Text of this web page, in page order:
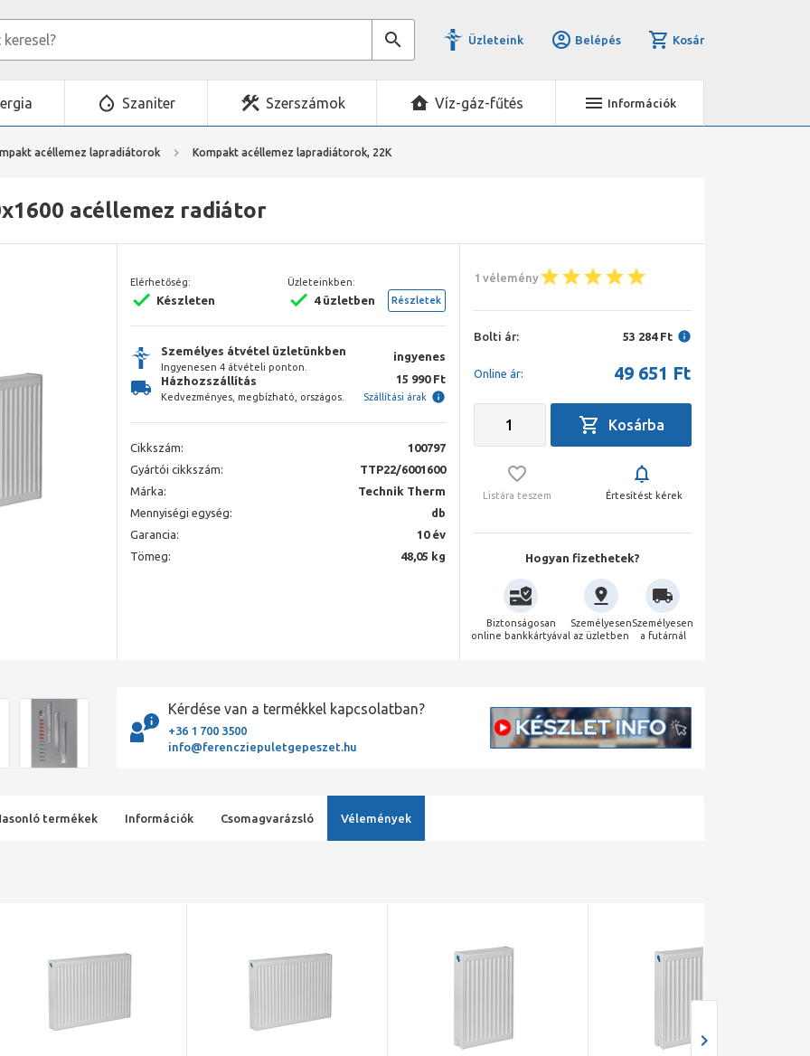
Üzleteink Belépés Kosár
Szaniter Szerszámok Víz-gáz-fűtés Információk
acéllemez lapradiátorok Kompakt acéllemez lapradiátorok, 22K
acéllemez radiátor
Elérhetőség:
Készleten
Üzleteinkben:
4 üzletben Részletek
Személyes átvétel üzletünkben
Ingyenesen 4 átvételi ponton.
ingyenes
Házhozszállítás
Kedvezményes, megbízható, országos.
15 990 Ft
Szállítási árak
Cikkszám:
100797
Gyártói cikkszám:
TTP22/6001600
Márka:
Technik Therm
Mennyiségi egység:
db
Garancia:
10 év
Tömeg:
48,05 kg
1 vélemény
Bolti ár: 53 284 Ft
Online ár: 49 651 Ft
Listára teszem Értesítést kérek
Hogyan fizethetek?
Biztonságosan
online bankkártyával
Személyesen
az üzletben
Személyesen
a futárnál
Kérdése van a termékkel kapcsolatban?
+36 1 700 3500
info@ferencziepuletgepeszet.hu
termékek Információk Csomagvarázsló Vélemények